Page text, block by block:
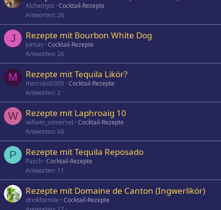
Alchemyst Cocktail-Rezepte
Antworten 28
J Rezepte mit Bourbon White Dog
Junsas Cocktail-Rezepte
Antworten 26
M Rezepte mit Tequila Likör?
mercutio0305 Cocktail-Rezepte
Antworten 2
W Rezepte mit Laphroaig 10
william_somerset Cocktail-Rezepte
Antworten 60
P Rezepte mit Tequila Reposado
Pasch Cocktail-Rezepte
Antworten 11
Rezepte mit Domaine de Canton (Ingwerlikör)
drinkformile Cocktail-Rezepte